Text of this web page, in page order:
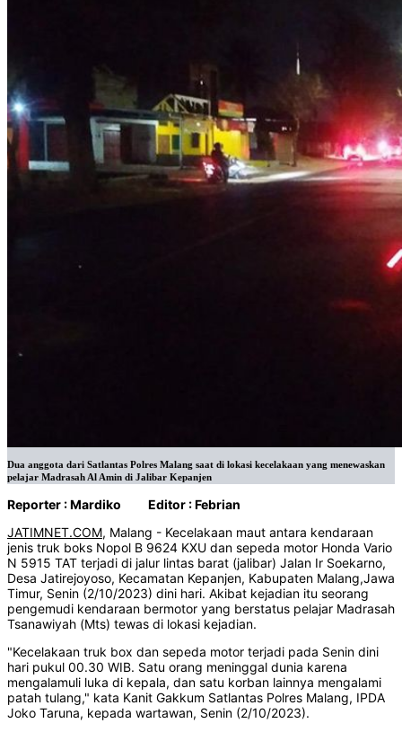
Dua anggota dari Satlantas Polres Malang saat di lokasi kecelakaan yang menewaskan
pelajar Madrasah Al Amin di Jalibar Kepanjen
Reporter : Mardiko Editor : Febrian
JATIMNET.COM, Malang - Kecelakaan maut antara kendaraan
jenis truk boks Nopol B 9624 KXU dan sepeda motor Honda Vario
N 5915 TAT terjadi di jalur lintas barat (jalibar) Jalan Ir Soekarno,
Desa Jatirejoyoso, Kecamatan Kepanjen, Kabupaten Malang,Jawa
Timur, Senin (2/10/2023) dini hari. Akibat kejadian itu seorang
pengemudi kendaraan bermotor yang berstatus pelajar Madrasah
Tsanawiyah (Mts) tewas di lokasi kejadian.
"Kecelakaan truk box dan sepeda motor terjadi pada Senin dini
hari pukul 00.30 WIB. Satu orang meninggal dunia karena
mengalamuli luka di kepala, dan satu korban lainnya mengalami
patah tulang," kata Kanit Gakkum Satlantas Polres Malang, IPDA
Joko Taruna, kepada wartawan, Senin (2/10/2023).